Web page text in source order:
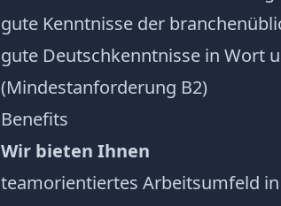
gute Kenntnisse der
gute Deutschkenntnisse in Wort
(Mindestanforderung B2)
Benefits
Wir bieten Ihnen
teamorientiertes Arbeitsumfeld